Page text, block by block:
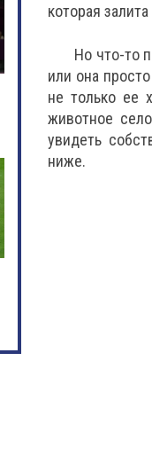
которая
Но что-то
или она
не только ее
животное
увидеть
ниже.